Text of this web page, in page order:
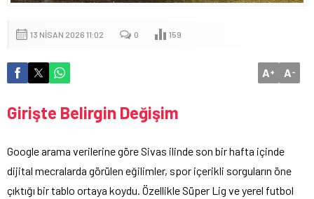
13 NISAN 2026 11:02 0 159
A+ A-
Girişte Belirgin Değişim
Google arama verilerine göre Sivas ilinde son bir hafta içinde
dijital mecralarda görülen eğilimler, spor içerikli sorguların öne
çıktığı bir tablo ortaya koydu. Özellikle Süper Lig ve yerel futbol